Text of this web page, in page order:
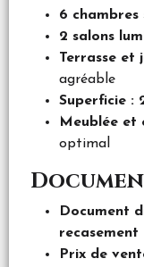
6 chambres
2 salons
Terrasse et
agréable
Superficie :
Meublée et
optimal
Document
recasement
Prix de